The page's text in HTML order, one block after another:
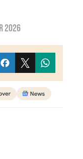
2026